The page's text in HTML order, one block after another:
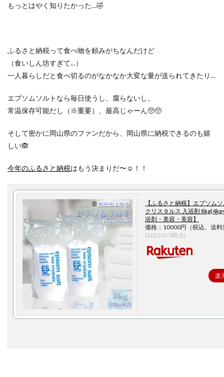
もっとはやく知りたかった…🤣
ふるさと納税って食べ物を頼みがちなんだけど
（食いしん坊すぎて…）
一人暮らしだと食べ切るのがなかなか大変な量が送られてきたり…
エプソムソルトなら毎日使うし、腐らないし、
常温保存可能だし（※重要）、最高じゃーん🥺🥺
そして密かに岡山県のファンだから、岡山県に納税できるのも嬉
しい🙈
今年のふるさと納税はもう決まりだ〜☺️！！
【ふるさと納税】エプソム
クリスタルス 入浴剤
浴剤・美容・美容】
価格：10000円（税込、送料
(2022/3/1時点)
楽